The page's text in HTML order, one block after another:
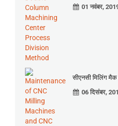
01 नवंबर,
सीएनसी मिलिंग
06 दिसंबर,